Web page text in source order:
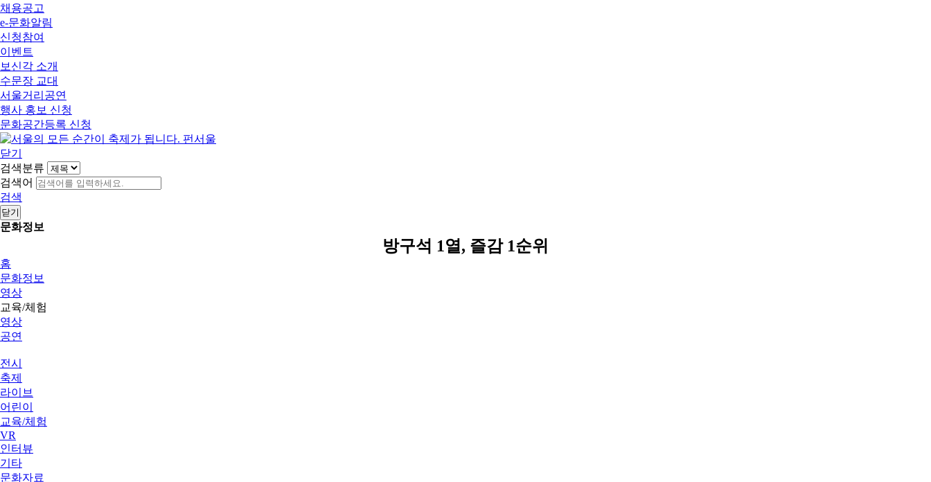
채용공고
e-문화알림
신청참여
이벤트
보신각 소개
수문장 교대
서울거리공연
행사 홍보 신청
문화공간등록 신청
닫기
검색분류
검색어
검색
닫기
문화정보
방구석 1열, 즐감 1순위
홈
문화정보
영상
교육/체험
영상
공연
전시
축제
라이브
어린이
교육/체험
VR
인터뷰
기타
문화자료